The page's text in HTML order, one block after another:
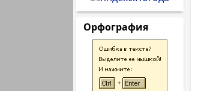
Орфография